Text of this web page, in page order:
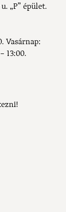
„P” épület.
Vasárnap:
13:00.